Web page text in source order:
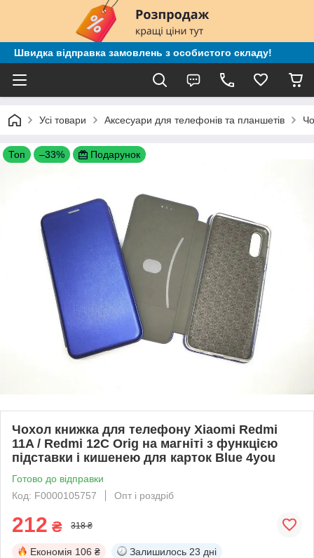
Швидка відправка замовлень з особистого складу!
Усі товари Аксесуари для телефонів та планшетів
Топ –33% Подарунок
Чохол книжка для телефону Xiaomi Redmi
11A / Redmi 12C Orig на магніті з функцією
підставки і кишенею для карток Blue 4you
Готово до відправки
Код: F0000105757
Опт і роздріб
212 ₴ 318 ₴
Економія 106 ₴ Залишилось 23 дні